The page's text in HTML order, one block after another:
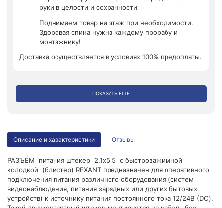
руки в целости и сохранности
Поднимаем товар на этаж при необходимости.
Здоровая спина нужна каждому прорабу и
монтажнику!
Доставка осуществляется в условиях 100% предоплаты.
ПОКАЗАТЬ ЕЩЕ
Описание и характеристики Отзывы
РАЗЪЁМ питания штекер 2.1х5.5 с быстрозажимной
колодкой (блистер) REXANT предназначен для оперативного
подключения питания различного оборудования (систем
видеонаблюдения, питания зарядных или других бытовых
устройств) к источнику питания постоянного тока 12/24В (DC).